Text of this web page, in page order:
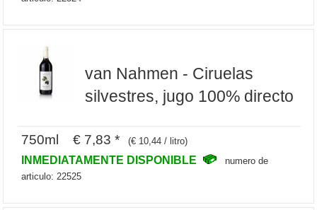
van Nahmen - Ciruelas
silvestres, jugo 100% directo
750ml € 7,83 * (€ 10,44 / litro)
INMEDIATAMENTE DISPONIBLE
numero de
articulo: 22525